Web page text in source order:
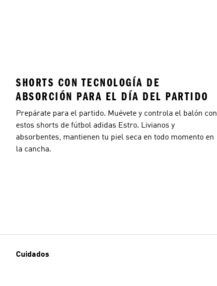
SHORTS CON TECNOLOGÍA DE
ABSORCIÓN PARA EL DÍA DEL PARTIDO
Prepárate para el partido. Muévete y controla el balón con
estos shorts de fútbol adidas Estro. Livianos y
absorbentes, mantienen tu piel seca en todo momento en
la cancha.
Cuidados